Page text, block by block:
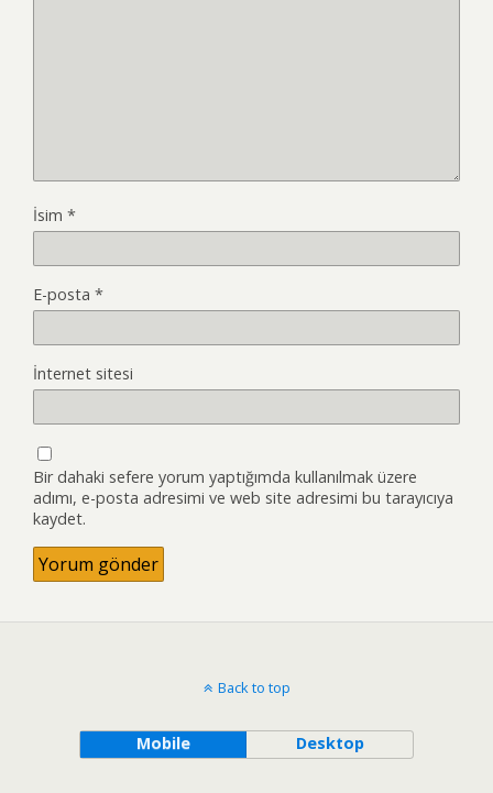
İsim *
E-posta *
İnternet sitesi
Bir dahaki sefere yorum yaptığımda kullanılmak üzere
adımı, e-posta adresimi ve web site adresimi bu tarayıcıya
kaydet.
Back to top
Mobile Desktop